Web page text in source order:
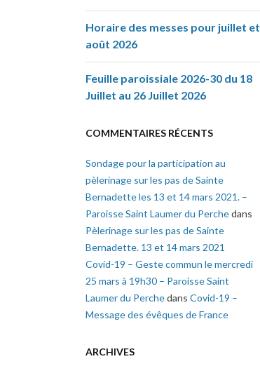
Horaire des messes pour juillet et
août 2026
Feuille paroissiale 2026-30 du 18
Juillet au 26 Juillet 2026
COMMENTAIRES RÉCENTS
Sondage pour la participation au
pèlerinage sur les pas de Sainte
Bernadette les 13 et 14 mars 2021. –
Paroisse Saint Laumer du Perchedans
Pèlerinage sur les pas de Sainte
Bernadette. 13 et 14 mars 2021
Covid-19 – Geste commun le mercredi
25 mars à 19h30 – Paroisse Saint
Laumer du Perchedans Covid-19 –
Message des évêques de France
ARCHIVES